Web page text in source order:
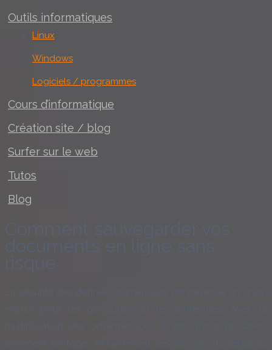
Outils informatiques
Linux
Windows
Logiciels / programmes
Cours d’informatique
Création site / blog
Surfer sur le web
Tutos
Blog
Comment sauvegarder vos
documents en ligne sans
risque
La sécurité des données numériques est devenue un enjeu
majeur pour les particuliers et les entreprises. Avec la
multiplication des cybermenaces, il est crucial de savoir
comment protéger efficacement ses documents sensibles